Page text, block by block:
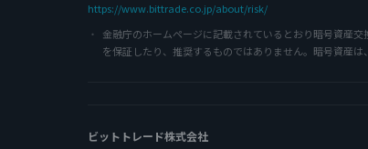
https://www.bittrade.co.jp/about/risk/
金融庁のホームページに記載されているとおり暗号資産
を保証したり、推奨するものではありません。暗号資産
ビットトレード株式会社